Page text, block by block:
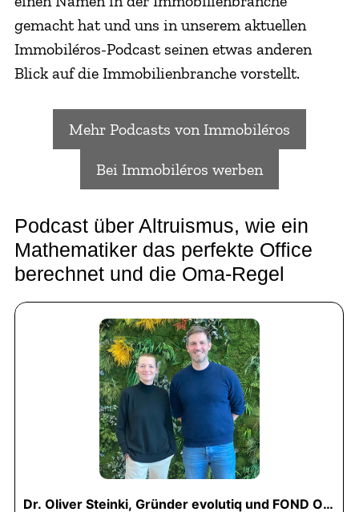
gemacht hat und uns in unserem aktuellen
Immobiléros-Podcast seinen etwas anderen
Blick auf die Immobilienbranche vorstellt.
Mehr Podcasts von Immobiléros
Bei Immobiléros werben
Podcast über Altruismus, wie ein
Mathematiker das perfekte Office
berechnet und die Oma-Regel